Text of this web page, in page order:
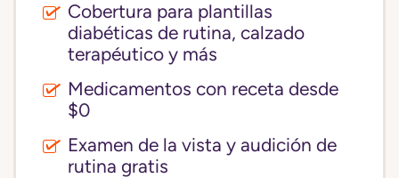
Cobertura para plantillas
diabéticas de rutina, calzado
terapéutico y más
Medicamentos con receta desde
$0
Examen de la vista y audición de
rutina gratis